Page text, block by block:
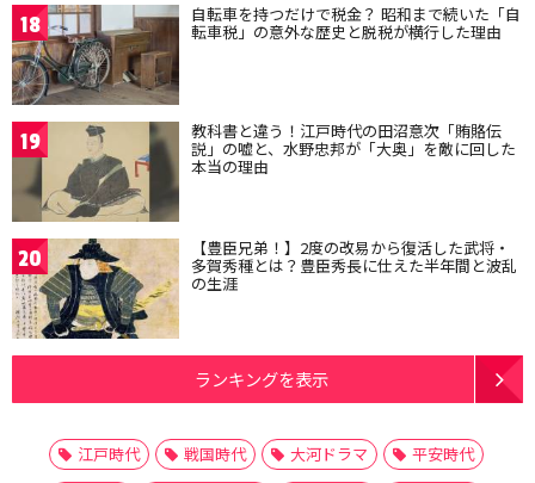
18 自転車を持つだけで税金？ 昭和まで続いた「自
転車税」の意外な歴史と脱税が横行した理由
19 教科書と違う！江戸時代の田沼意次「賄賂伝
説」の嘘と、水野忠邦が「大奥」を敵に回した
本当の理由
20 【豊臣兄弟！】2度の改易から復活した武将・
多賀秀種とは？豊臣秀長に仕えた半年間と波乱
の生涯
ランキングを表示
江戸時代 戦国時代 大河ドラマ
平安時代